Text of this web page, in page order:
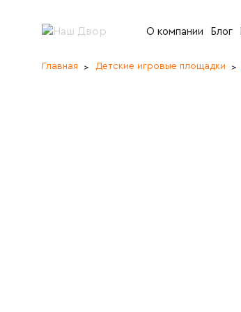
О компании Блог
Главная Детские игровые площадки